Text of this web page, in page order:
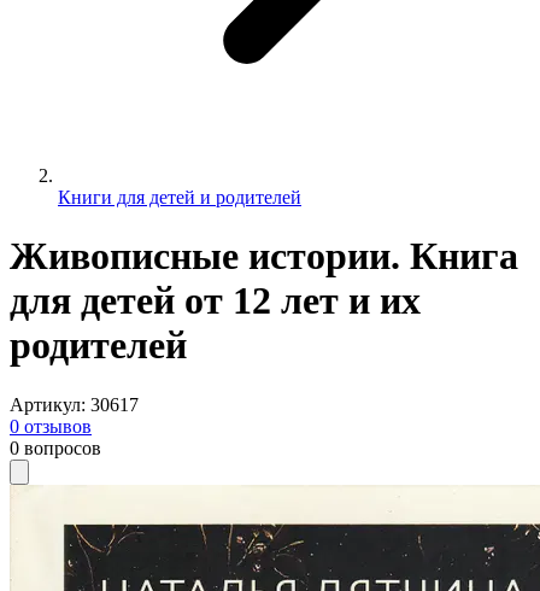
Книги для детей и родителей
Живописные истории. Книга
для детей от 12 лет и их
родителей
Артикул: 30617
0 отзывов
0 вопросов